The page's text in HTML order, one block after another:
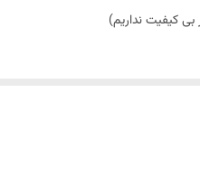
کیفیت نداریم)